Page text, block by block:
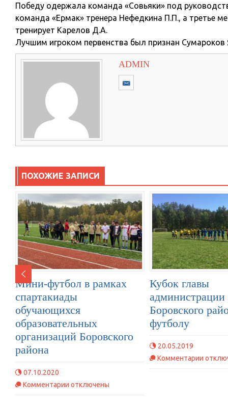
Победу одержала команда «Совьяки» под
команда «Ермак» тренера Нефедкина П.П., а третье
тренирует Карелов Д.А.
Лучшим игроком первенства был признан
ADMIN
ПОХОЖИЕ ЗАПИСИ
Мини-футбол в рамках
спартакиады
обучающихся
образовательных
организаций Боровского
района
07.10.2020
Комментарии котключены
Кубок главы
администрации
Боровского
футболу
20.05.2019
Комментарии к